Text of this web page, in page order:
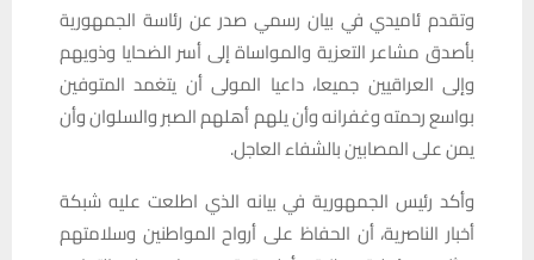
وتقدم ئاميدي في بيان رسمي صدر عن رئاسة الجمهورية
بأصدق مشاعر التعزية والمواساة إلى أسر الضحايا وذويهم
وإلى العراقيين جميعا، داعيا المولى أن يتغمد المتوفين
بواسع رحمته وغفرانه وأن يلهم أهلهم الصبر والسلوان وأن
يمن على المصابين بالشفاء العاجل.
وأكد رئيس الجمهورية في بيانه الذي اطلعت عليه شبكة
أخبار الناصرية، أن الحفاظ على أرواح المواطنين وسلامتهم